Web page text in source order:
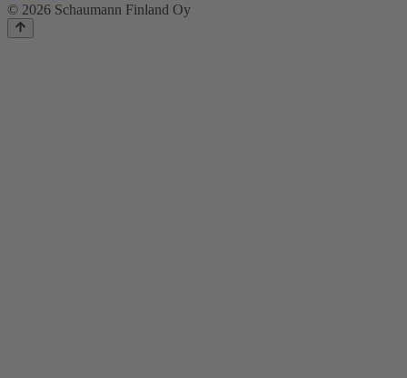
© 2026 Schaumann Finland Oy